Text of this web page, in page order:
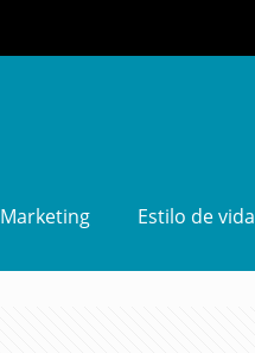
Marketing Estilo de vida